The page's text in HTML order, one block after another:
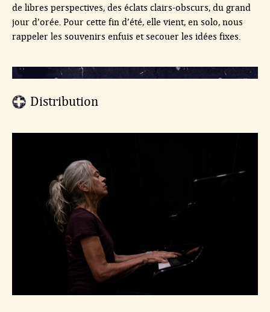
de libres perspectives, des éclats clairs-obscurs, du grand
jour d’orée. Pour cette fin d’été, elle vient, en solo, nous
rappeler les souvenirs enfuis et secouer les idées fixes.
Distribution